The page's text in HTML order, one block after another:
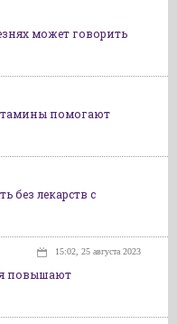
может говорить
помогают
без лекарств с
15:02, 25 августа 2023
повышают